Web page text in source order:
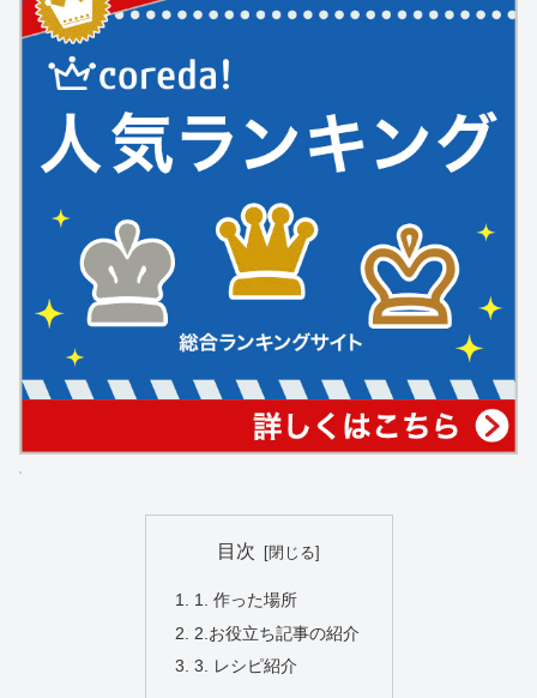
目次
1. 作った場所
2.お役立ち記事の紹介
3. レシピ紹介